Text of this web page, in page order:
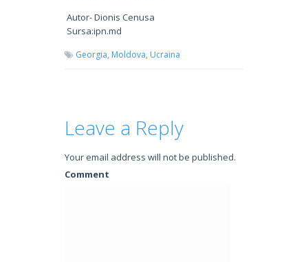
Autor- Dionis Cenusa
Sursa:ipn.md
Georgia, Moldova, Ucraina
Leave a Reply
Your email address will not be published.
Comment